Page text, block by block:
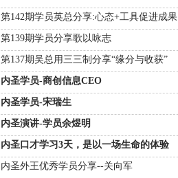
第142期学员英总分享:心态+工具促进成果
第139期学员分享歌以咏志
第137期吴总用三三制分享“缘分与收获”
内圣学员-商创信息CEO
内圣学员-宋瑞生
内圣演讲-学员余煜明
内圣口才学习3天，是以一场生命的体验
内圣外王优秀学员分享--关向军